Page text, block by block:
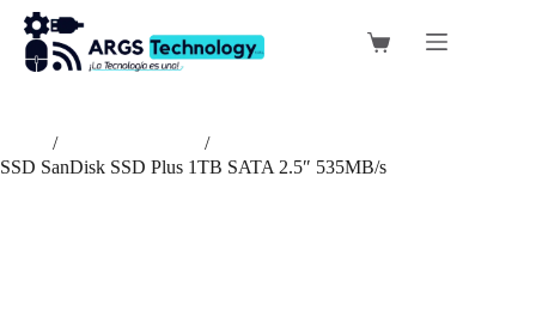
Saltar
contenido
Carro
/
/
SSD SanDisk SSD Plus 1TB SATA 2.5″ 535MB/s